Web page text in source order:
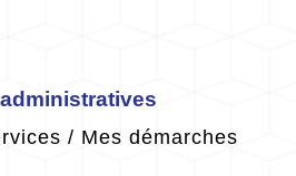
/ Mes démarches